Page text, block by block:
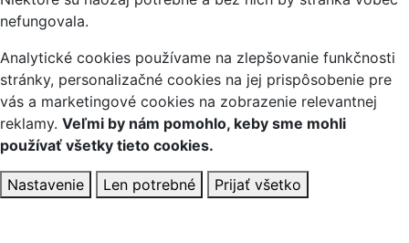
nefungovala.
Analytické cookies používame na zlepšovanie funkčnosti
stránky, personalizačné cookies na jej prispôsobenie pre
vás a marketingové cookies na zobrazenie relevantnej
reklamy. Veľmi by nám pomohlo, keby sme mohli
používať všetky tieto cookies.
Nastavenie Len potrebné Prijať všetko